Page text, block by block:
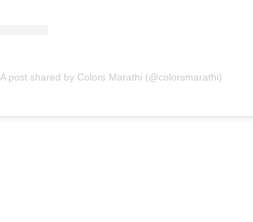
A post shared by Colors Marathi (@colorsmarathi)